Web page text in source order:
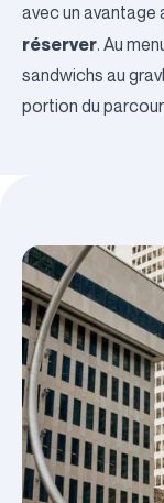
avec un avantage
réserver. Au
sandwichs au
portion du